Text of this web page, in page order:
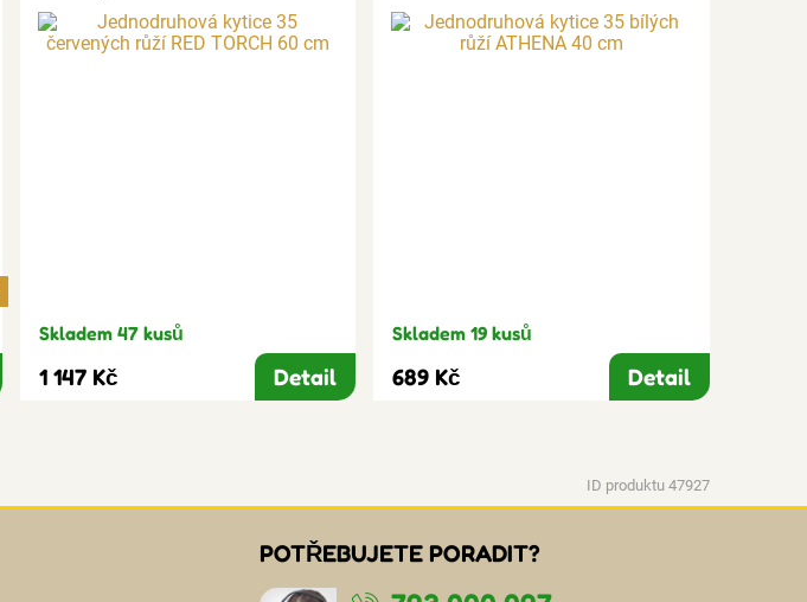
Skladem 47 kusů
1 147 Kč Detail
Skladem 19 kusů
689 Kč Detail
ID produktu 47927
POTŘEBUJETE PORADIT?